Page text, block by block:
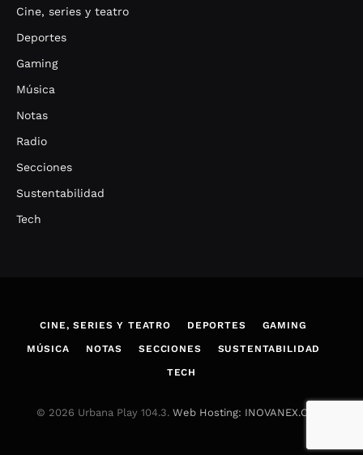
Cine, series y teatro
Deportes
Gaming
Música
Notas
Radio
Secciones
Sustentabilidad
Tech
CINE, SERIES Y TEATRO DEPORTES GAMING
MÚSICA NOTAS SECCIONES SUSTENTABILIDAD
TECH
© 2026 Urbana Play 104.3. Web Hosting: INOVANEX.COM